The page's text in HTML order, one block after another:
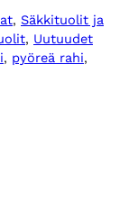
, Säkkituolit ja
, Uutuudet
, pyöreä rahi